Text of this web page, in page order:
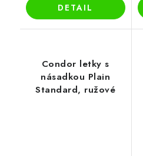
DETAIL
Condor letky s
násadkou Plain
Standard, ružové